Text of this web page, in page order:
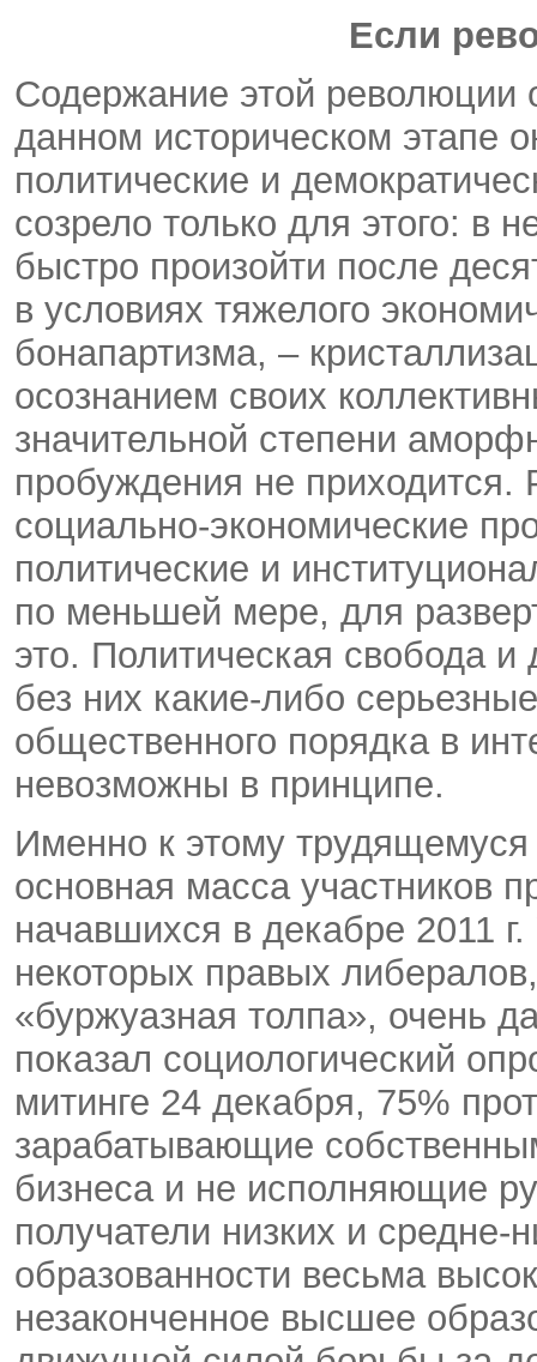
Если
Содержание этой революции
данном историческом этапе
политические и
созрело только для этого: в
быстро произойти после
в условиях тяжелого
бонапартизма, –
осознанием своих
значительной степени
пробуждения не
социально-экономические
политические и
по меньшей мере, для
это. Политическая свобода
без них какие-либо
общественного порядка в
невозможны в принципе.
Именно к этому
основная масса участников
начавшихся в декабре 2011
некоторых правых
«буржуазная толпа», очень
показал социологический
митинге 24 декабря, 75%
зарабатывающие
бизнеса и не исполняющие
получатели низких и
образованности весьма
незаконченное высшее